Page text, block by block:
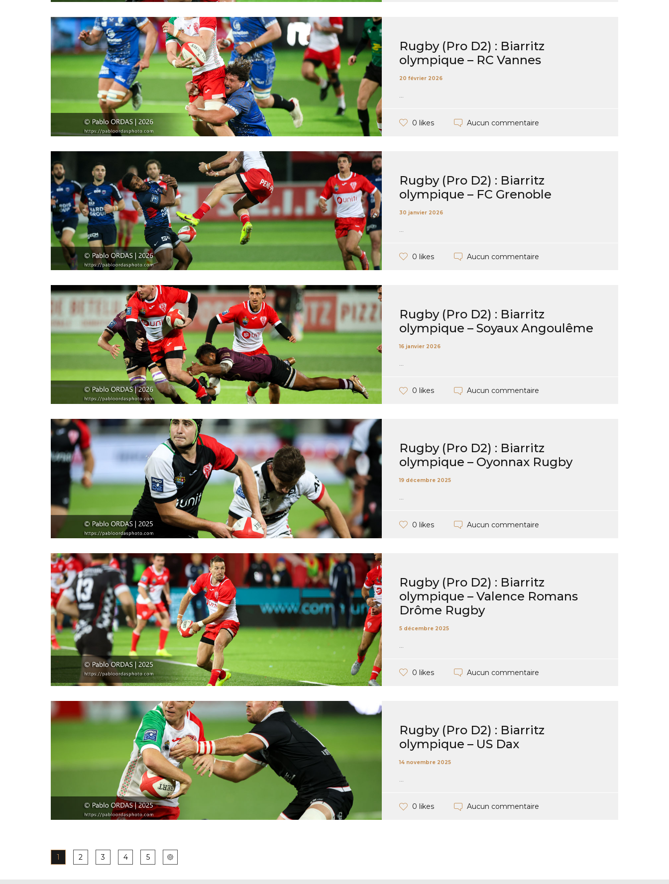
Rugby (Pro D2) : Biarritz
olympique – RC Vannes
20 février 2026
...
0 likes Aucun commentaire
Rugby (Pro D2) : Biarritz
olympique – FC Grenoble
30 janvier 2026
...
0 likes Aucun commentaire
Rugby (Pro D2) : Biarritz
olympique – Soyaux Angoulême
16 janvier 2026
...
0 likes Aucun commentaire
Rugby (Pro D2) : Biarritz
olympique – Oyonnax Rugby
19 décembre 2025
...
0 likes Aucun commentaire
Rugby (Pro D2) : Biarritz
olympique – Valence Romans
Drôme Rugby
5 décembre 2025
...
0 likes Aucun commentaire
Rugby (Pro D2) : Biarritz
olympique – US Dax
14 novembre 2025
...
0 likes Aucun commentaire
1 2 3 4 5